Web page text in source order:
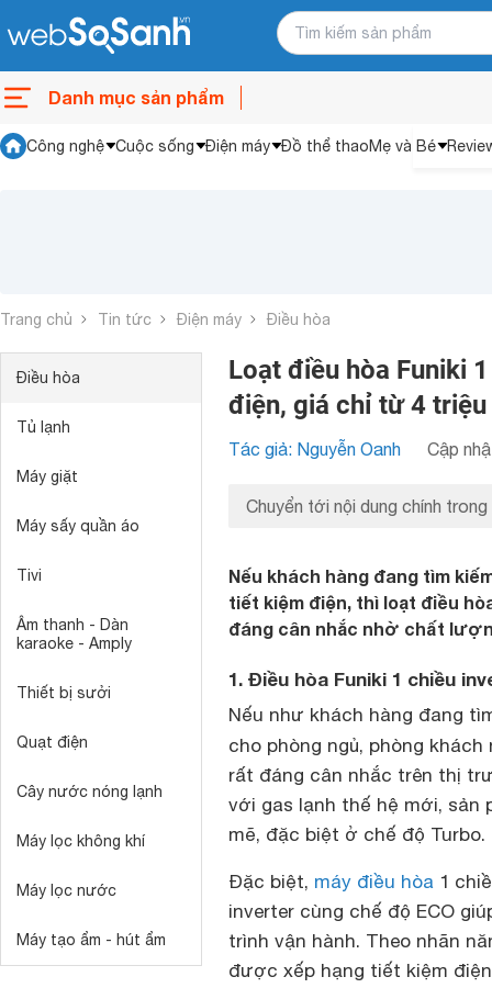
Danh mục sản phẩm
Công nghệ Cuộc sống Điện máy Đồ thể thaoMẹ và Bé
Trang chủ Tin tức Điện máy Điều hòa
Điều hòa
Tủ lạnh
Máy giặt
Máy sấy quần áo
Tivi
Âm thanh - Dàn
karaoke - Amply
Thiết bị sưởi
Quạt điện
Cây nước nóng lạnh
Máy lọc không khí
Máy lọc nước
Máy tạo ẩm - hút ẩm
Loạt điều hòa Funiki
điện, giá chỉ từ 4
Tác giả: Nguyễn Oanh Cập
Chuyển tới nội dung chính trong
Nếu khách hàng đang tìm
tiết kiệm điện, thì loạt điều
đáng cân nhắc nhờ chất
1. Điều hòa Funiki 1 chiều
Nếu như khách hàng đang
cho phòng ngủ, phòng
rất đáng cân nhắc trên thị
với gas lạnh thế hệ mới, sản
mẽ, đặc biệt ở chế độ Turbo.
Đặc biệt, máy điều hòa 1
inverter cùng chế độ ECO
trình vận hành. Theo nhãn
được xếp hạng tiết kiệm